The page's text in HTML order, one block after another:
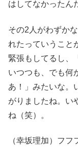
はしてなかったん
その2人がわずか
れたっていうこと
緊張もしてるし、
いつつも、でも何
あ！」みたいな。
がりましたね。い
ね（笑）。
（幸坂理加）フフ